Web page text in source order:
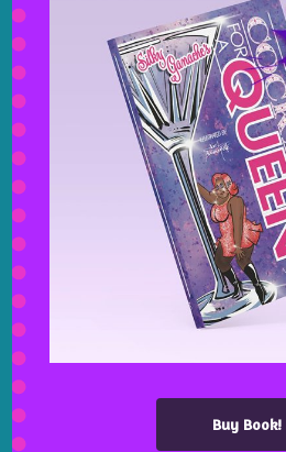
Your email address will not
Required fields are marked*
Buy Book!